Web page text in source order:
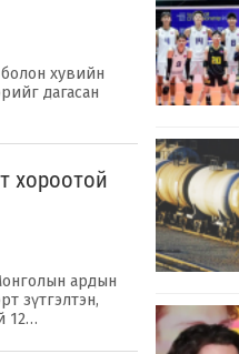
хувийн
дагасан
хороотой
ардын
зүтгэлтэн,
12…